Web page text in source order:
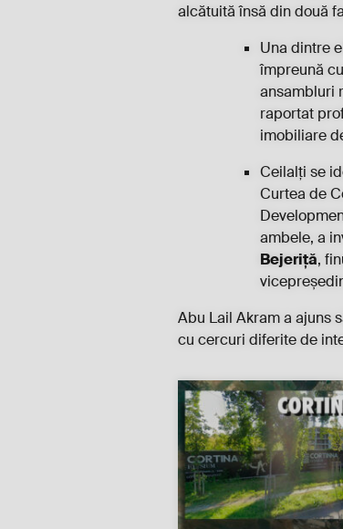
alcătuită însă din două
Una dintre
împreună
ansambluri
raportat
imobiliare
Ceilalți se
Curtea de
ambele, a
Bejeriță,
Abu Lail Akram a ajuns
cu cercuri diferite de